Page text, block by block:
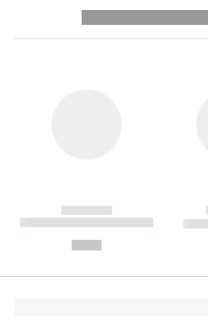
------------
----------- ----------- --------